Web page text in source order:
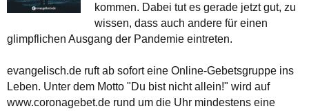
kommen. Dabei tut es gerade jetzt gut, zu
wissen, dass auch andere für einen
glimpflichen Ausgang der Pandemie eintreten.
evangelisch.de ruft ab sofort eine Online-Gebetsgruppe ins
Leben. Unter dem Motto "Du bist nicht allein!" wird auf
www.coronagebet.de rund um die Uhr mindestens eine